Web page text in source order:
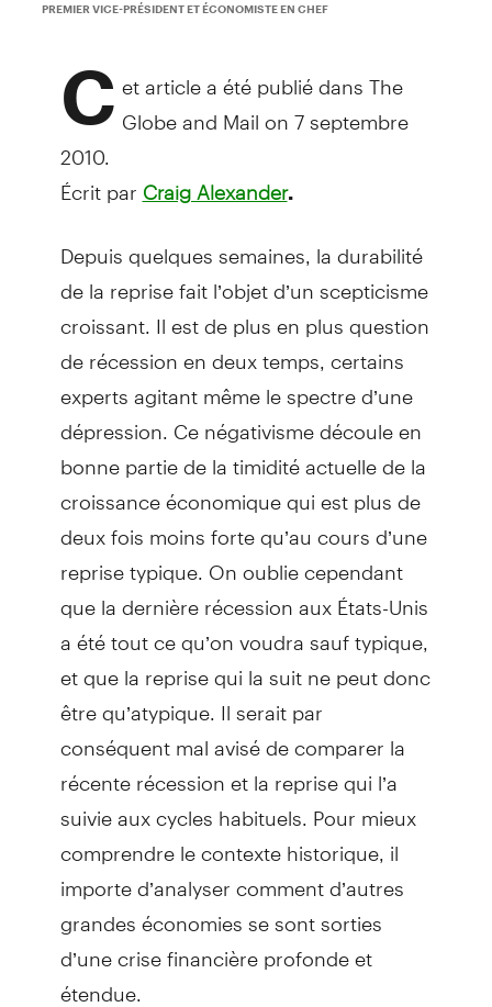
PREMIER VICE-PRÉSIDENT ET ÉCONOMISTE EN CHEF
Cet article a été publié dans The
Globe and Mail on 7 septembre
2010.
Écrit par Craig Alexander.
Depuis quelques semaines, la durabilité
de la reprise fait l’objet d’un scepticisme
croissant. Il est de plus en plus question
de récession en deux temps, certains
experts agitant même le spectre d’une
dépression. Ce négativisme découle en
bonne partie de la timidité actuelle de la
croissance économique qui est plus de
deux fois moins forte qu’au cours d’une
reprise typique. On oublie cependant
que la dernière récession aux États-Unis
a été tout ce qu’on voudra sauf typique,
et que la reprise qui la suit ne peut donc
être qu’atypique. Il serait par
conséquent mal avisé de comparer la
récente récession et la reprise qui l’a
suivie aux cycles habituels. Pour mieux
comprendre le contexte historique, il
importe d’analyser comment d’autres
grandes économies se sont sorties
d’une crise financière profonde et
étendue.